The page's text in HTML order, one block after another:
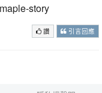
story
讚 引言回應